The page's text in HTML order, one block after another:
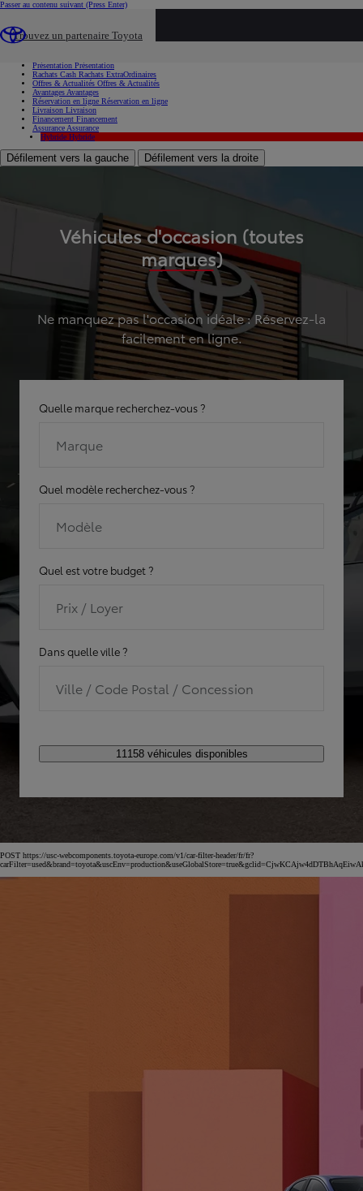
Passer au contenu suivant (Press Enter)
Trouvez un partenaire Toyota
Présentation Présentation
Rachats Cash Rachats ExtraOrdinaires
Offres & Actualités Offres & Actualités
Avantages Avantages
Réservation en ligne Réservation en ligne
Livraison Livraison
Financement Financement
Assurance Assurance
Hybride Hybride
Défilement vers la gauche Défilement vers la droite
Véhicules d'occasion (toutes
marques)
Ne manquez pas l'occasion idéale : Réservez-la
facilement en ligne.
Quelle marque recherchez-vous ?
Marque
Quel modèle recherchez-vous ?
Modèle
Quel est votre budget ?
Prix / Loyer
Dans quelle ville ?
Ville / Code Postal / Concession
11158 véhicules disponibles
POST https://usc-webcomponents.toyota-europe.com/v1/car-filter-header/fr/fr?